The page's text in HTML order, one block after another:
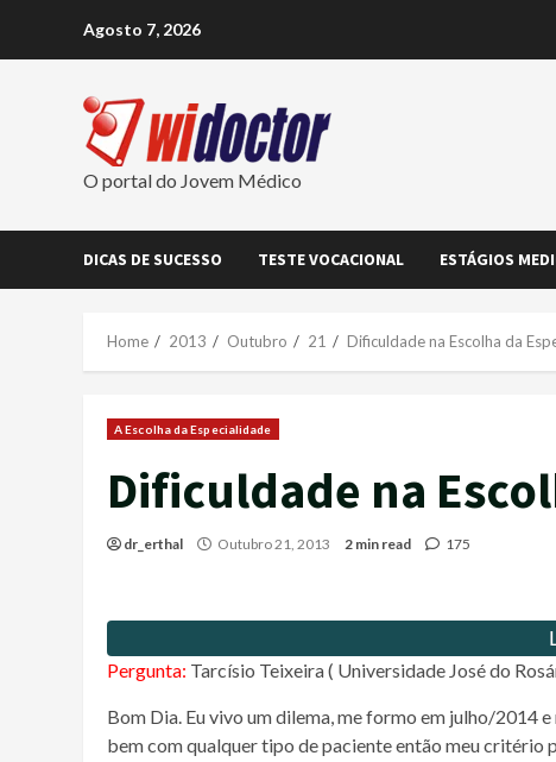
Agosto 7, 2026
O portal do Jovem Médico
DICAS DE SUCESSO TESTE VOCACIONAL ESTÁGIOS
Home 2013 Outubro 21 Dificuldade na Escolha da
A Escolha da Especialidade
Dificuldade na
dr_erthal Outubro 21, 2013 2 min read 175
Pergunta: Tarcísio Teixeira ( Universidade José do
Bom Dia. Eu vivo um dilema, me formo em julho/2014
bem com qualquer tipo de paciente então meu critério